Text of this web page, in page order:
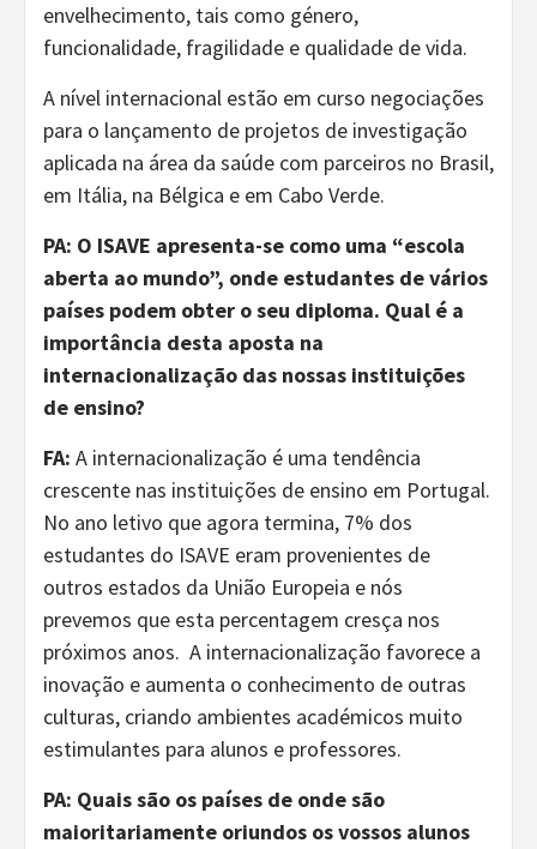
envelhecimento, tais como género,
funcionalidade, fragilidade e qualidade de vida.
A nível internacional estão em curso negociações
para o lançamento de projetos de investigação
aplicada na área da saúde com parceiros no Brasil,
em Itália, na Bélgica e em Cabo Verde.
PA: O ISAVE apresenta-se como uma “escola
aberta ao mundo”, onde estudantes de vários
países podem obter o seu diploma. Qual é a
importância desta aposta na
internacionalização das nossas instituições
de ensino?
FA: A internacionalização é uma tendência
crescente nas instituições de ensino em Portugal.
No ano letivo que agora termina, 7% dos
estudantes do ISAVE eram provenientes de
outros estados da União Europeia e nós
prevemos que esta percentagem cresça nos
próximos anos. A internacionalização favorece a
inovação e aumenta o conhecimento de outras
culturas, criando ambientes académicos muito
estimulantes para alunos e professores.
PA: Quais são os países de onde são
maioritariamente oriundos os vossos alunos